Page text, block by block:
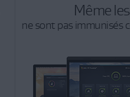
Même
ne sont pas immunisés